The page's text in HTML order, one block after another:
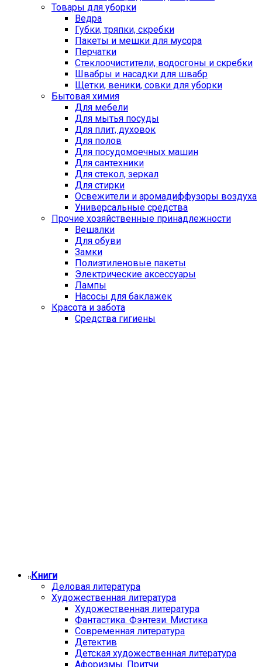
Товары для уборки
Ведра
Губки, тряпки, скребки
Пакеты и мешки для мусора
Перчатки
Стеклоочистители, водосгоны и скребки
Швабры и насадки для швабр
Щетки, веники, совки для уборки
Бытовая химия
Для мебели
Для мытья посуды
Для плит, духовок
Для полов
Для посудомоечных машин
Для сантехники
Для стекол, зеркал
Для стирки
Освежители и аромадиффузоры воздуха
Универсальные средства
Прочие хозяйственные принадлежности
Вешалки
Для обуви
Замки
Полиэтиленовые пакеты
Электрические аксессуары
Лампы
Насосы для баклажек
Красота и забота
Средства гигиены
Книги
Деловая литература
Художественная литература
Художественная литература
Фантастика. Фэнтези. Мистика
Современная литература
Детектив
Детская художественная литература
Афоризмы. Притчи